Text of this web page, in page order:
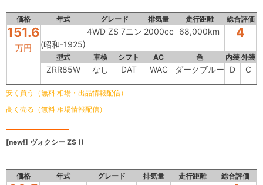
価格 年式 グレード 排気量 走行距離 総合評価
151.6
万円 (昭和-1925)
4WD ZS 7ニン 2000cc 68,000km 4
型式 車検 シフト AC 色 内装 外装
ZRR85W なし DAT WAC ダークブルー D C
安く買う（無料 相場・出品情報配信）
高く売る（無料 相場情報配信）
[new!] ヴォクシー ZS ()
価格 年式 グレード 排気量 走行距離 総合評価